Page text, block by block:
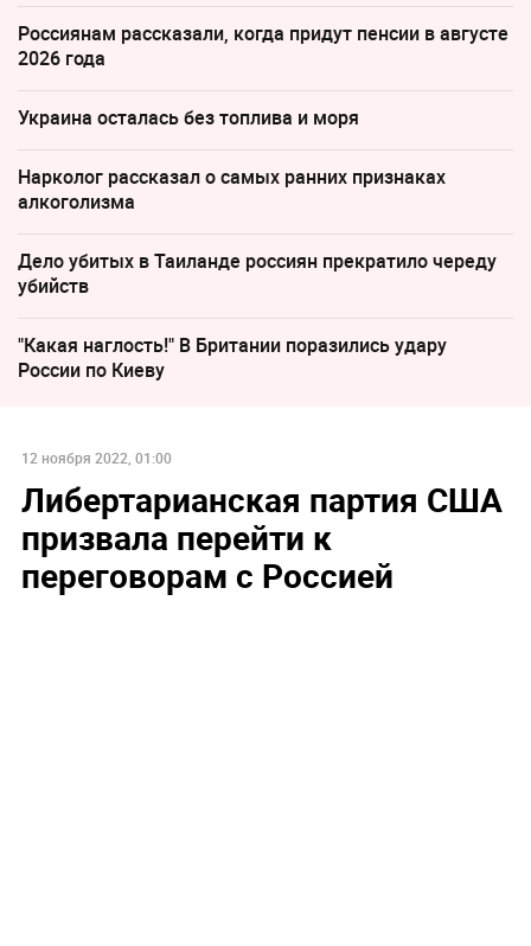
Россиянам рассказали, когда придут пенсии в августе
2026 года
Украина осталась без топлива и моря
Нарколог рассказал о самых ранних признаках
алкоголизма
Дело убитых в Таиланде россиян прекратило череду
убийств
"Какая наглость!" В Британии поразились удару
России по Киеву
12 ноября 2022, 01:00
Либертарианская партия США
призвала перейти к
переговорам с Россией